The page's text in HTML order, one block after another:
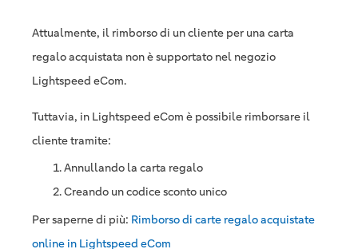
Attualmente, il rimborso di un cliente per una carta
regalo acquistata non è supportato nel negozio
Lightspeed eCom.
Tuttavia, in Lightspeed eCom è possibile rimborsare il
cliente tramite:
Annullando la carta regalo
Creando un codice sconto unico
Per saperne di più: Rimborso di carte regalo acquistate
online in Lightspeed eCom